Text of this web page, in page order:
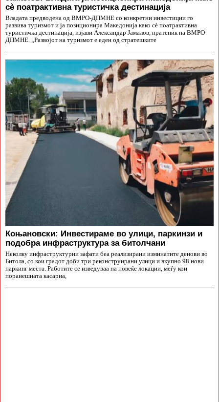
сè поатрактивна туристичка дестинација
Владата предводена од ВМРО-ДПМНЕ со конкретни инвестиции го
развива туризмот и ја позиционира Македонија како сè поатрактивна
туристичка дестинација, изјави Александар Јамалов, пратеник на ВМРО-
ДПМНЕ. „Развојот на туризмот е еден од стратешките
Коњановски: Инвестираме во улици, паркинзи и
подобра инфраструктура за битолчани
Неколку инфраструктурни зафати беа реализирани изминатите денови во
Битола, со кои градот доби три реконструирани улици и вкупно 98 нови
паркинг места. Работите се изведуваа на повеќе локации, меѓу кои
поранешната касарна,